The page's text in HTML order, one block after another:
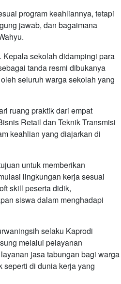
program keahliannya, tetapi
jawab, dan bagaimana
sekolah didampingi para
tanda resmi dibukanya
seluruh warga sekolah yang
ruang praktik dari empat
Retail dan Teknik Transmisi
keahlian yang diajarkan di
untuk memberikan
lingkungan kerja sesuai
skill peserta didik,
siswa dalam menghadapi
selaku Kaprodi
melalui pelayanan
jasa tabungan bagi warga
seperti di dunia kerja yang